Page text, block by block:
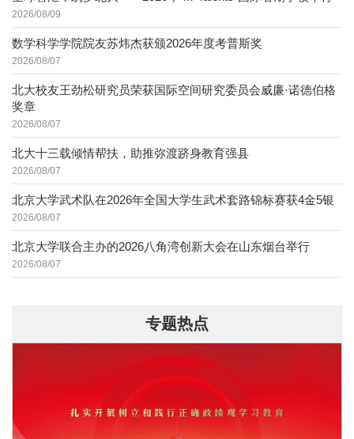
2026/08/09
数学科学学院院友苏炜杰获颁2026年度考普斯奖
2026/08/07
北大校友王劲松研究员荣获国际空间研究委员会威廉·诺德伯格
奖章
2026/08/07
北大十三载倾情帮扶，助推弥渡跻身教育强县
2026/08/07
北京大学武术队在2026年全国大学生武术套路锦标赛获4金5银
2026/08/07
北京大学联合主办的2026八角湾创新大会在山东烟台举行
2026/08/07
专题热点